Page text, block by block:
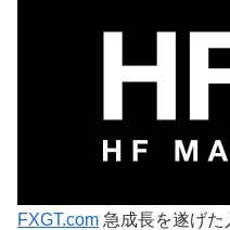
FXGT.com 急成長を遂げ